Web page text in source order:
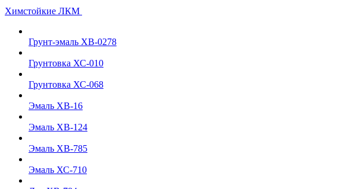
Химстойкие ЛКМ
Грунт-эмаль ХВ-0278
Грунтовка ХС-010
Грунтовка ХС-068
Эмаль ХВ-16
Эмаль ХВ-124
Эмаль ХВ-785
Эмаль ХС-710